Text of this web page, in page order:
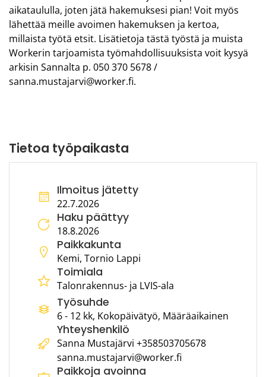
aikataululla, joten jätä hakemuksesi pian! Voit myös
lähettää meille avoimen hakemuksen ja kertoa,
millaista työtä etsit. Lisätietoja tästä työstä ja muista
Workerin tarjoamista työmahdollisuuksista voit kysyä
arkisin Sannalta p. 050 370 5678 /
sanna.mustajarvi@worker.fi.
Tietoa työpaikasta
Ilmoitus jätetty
22.7.2026
Haku päättyy
18.8.2026
Paikkakunta
Kemi, Tornio Lappi
Toimiala
Talonrakennus- ja LVIS-ala
Työsuhde
6 - 12 kk, Kokopäivätyö, Määräaikainen
Yhteyshenkilö
Sanna Mustajärvi +358503705678
sanna.mustajarvi@worker.fi
Paikkoja avoinna